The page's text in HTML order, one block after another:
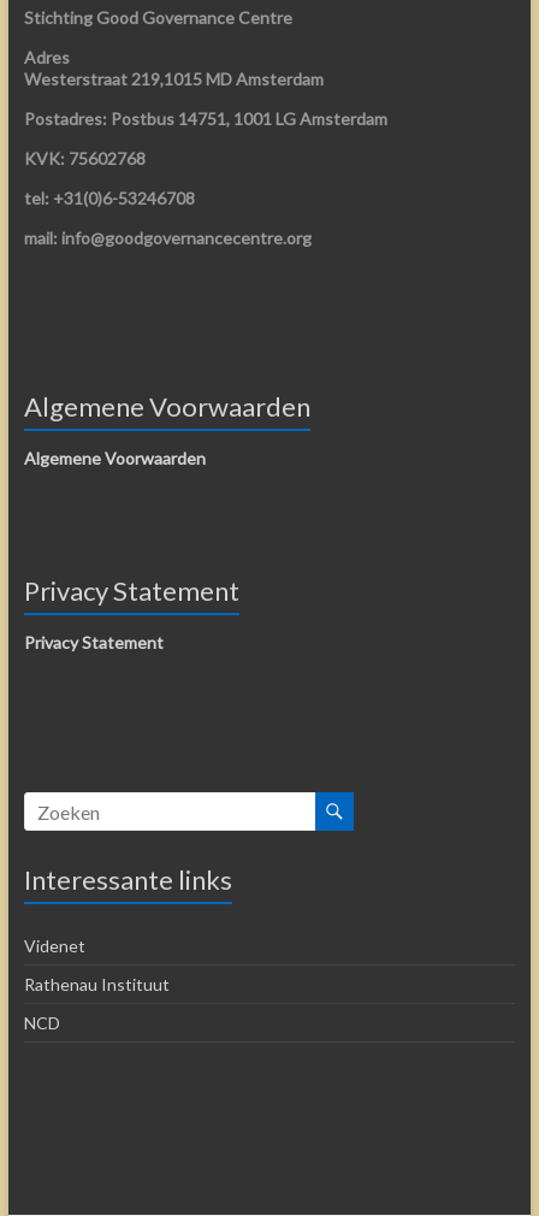
Stichting Good Governance Centre
Adres
Westerstraat 219,1015 MD Amsterdam
Postadres: Postbus 14751, 1001 LG Amsterdam
KVK: 75602768
tel: +31(0)6-53246708
mail: info@goodgovernancecentre.org
Algemene Voorwaarden
Algemene Voorwaarden
Privacy Statement
Privacy Statement
Interessante links
Videnet
Rathenau Instituut
NCD